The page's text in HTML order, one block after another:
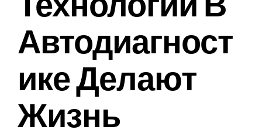
Автодиагност
Ике Делают
Жизнь